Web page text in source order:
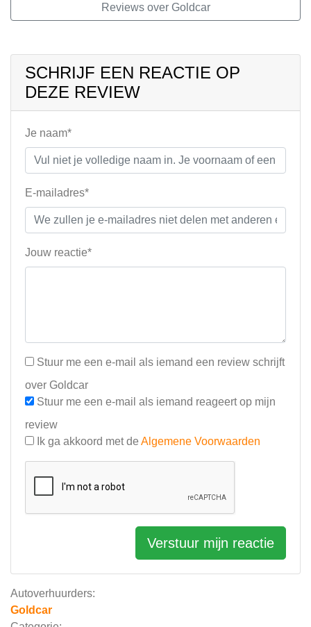
Autoverhuurders:
Goldcar
Reviews over Goldcar
SCHRIJF EEN REACTIE OP
DEZE REVIEW
Je naam*
E-mailadres*
Jouw reactie*
Stuur me een e-mail als iemand een review schrijft
over Goldcar
Stuur me een e-mail als iemand reageert op mijn
review
Ik ga akkoord met de Algemene Voorwaarden
Verstuur mijn reactie